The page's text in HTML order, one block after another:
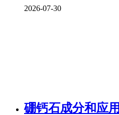
2026-07-30
硼钙石成分和应用